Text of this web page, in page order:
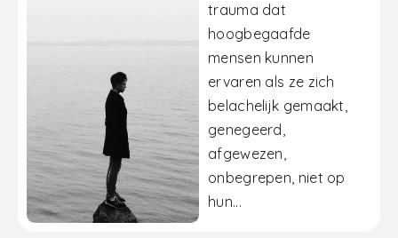
trauma dat
hoogbegaafde
mensen kunnen
ervaren als ze zich
belachelijk gemaakt,
genegeerd,
afgewezen,
onbegrepen, niet op
hun...